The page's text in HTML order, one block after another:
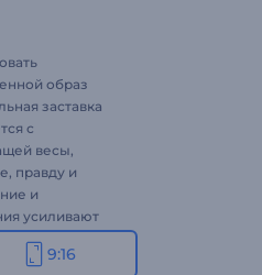
образ
заставка
с
весы,
правду и
и
усиливают
и сообщения.
она отражала
9:16